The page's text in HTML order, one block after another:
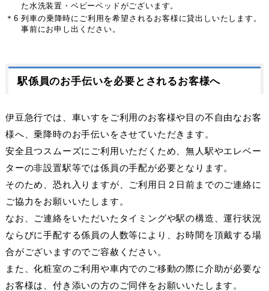
た水洗装置・ベビーベッドがございます。
＊6 列車の乗降時にご利用を希望されるお客様に貸出しいたします。
事前にお申し出ください。
駅係員のお手伝いを必要とされるお客様へ
伊豆急行では、車いすをご利用のお客様や目の不自由なお客
様へ、乗降時のお手伝いをさせていただきます。
安全且つスムーズにご利用いただくため、無人駅やエレベー
ターの非設置駅等では係員の手配が必要となります。
そのため、恐れ入りますが、ご利用日２日前までのご連絡に
ご協力をお願いいたします。
なお、ご連絡をいただいたタイミングや駅の構造、運行状況
ならびに手配する係員の人数等により、お時間を頂戴する場
合がございますのでご容赦ください。
また、化粧室のご利用や車内でのご移動の際に介助が必要な
お客様は、付き添いの方のご同伴をお願いいたします。